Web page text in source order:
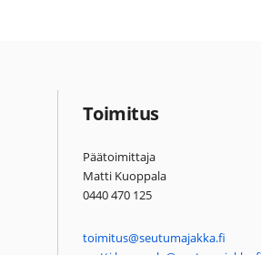
Toimitus
Päätoimittaja
Matti Kuoppala
0440 470 125
toimitus@seutumajakka.fi